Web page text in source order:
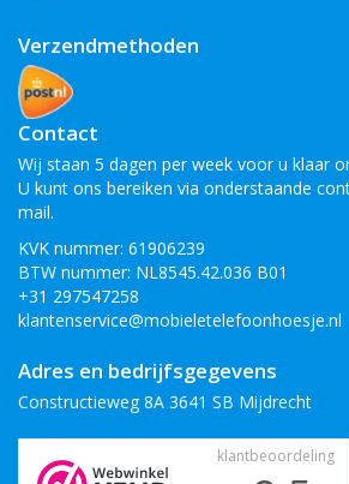
Verzendmethoden
Contact
Wij staan 5 dagen per week voor u klaar
U kunt ons bereiken via onderstaande
mail.
KVK nummer: 61906239
BTW nummer: NL8545.42.036 B01
+31 297547258
klantenservice@mobieletelefoonhoesje.nl
Adres en bedrijfsgegevens
Constructieweg 8A 3641 SB Mijdrecht